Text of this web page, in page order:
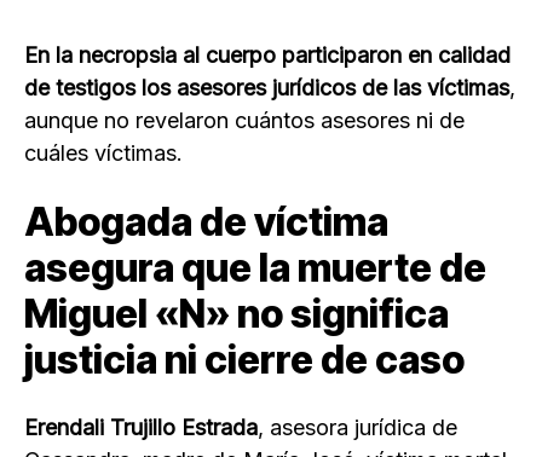
En la necropsia al cuerpo participaron en calidad
de testigos los asesores jurídicos de las víctimas,
aunque no revelaron cuántos asesores ni de
cuáles víctimas.
Abogada de víctima
asegura que la muerte de
Miguel «N» no significa
justicia ni cierre de caso
Erendali Trujillo Estrada, asesora jurídica de